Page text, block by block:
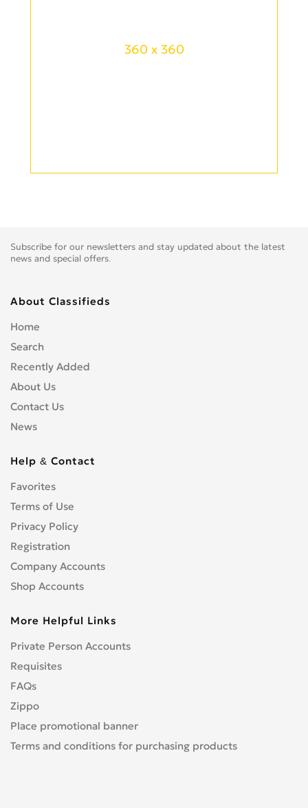
360 x 360
Subscribe for our newsletters and stay updated about the latest
news and special offers.
About Classifieds
Home
Search
Recently Added
About Us
Contact Us
News
Help & Contact
Favorites
Terms of Use
Privacy Policy
Registration
Company Accounts
Shop Accounts
More Helpful Links
Private Person Accounts
Requisites
FAQs
Zippo
Place promotional banner
Terms and conditions for purchasing products